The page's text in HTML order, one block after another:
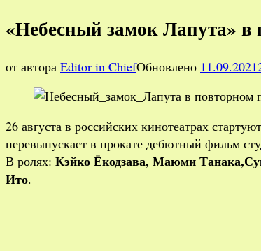
«Небесный замок Лапута»
от автора Editor in ChiefОбновлено 11.09.2021
26 августа в российских кинотеатрах
перевыпускает в прокате дебютный фильм
В ролях: Кэйко Ёкодзава, Маюми
Ито.